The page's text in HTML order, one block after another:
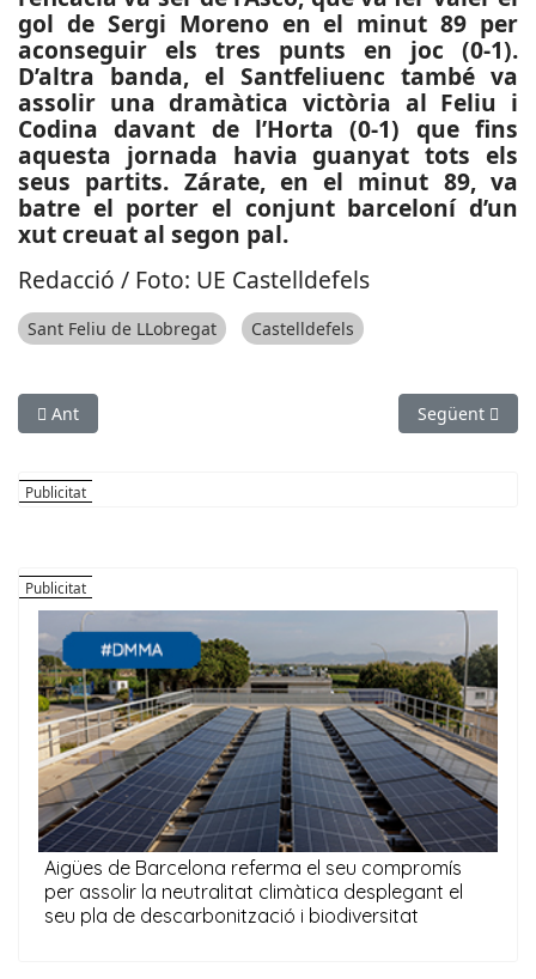
gol de Sergi Moreno en el minut 89 per
aconseguir els tres punts en joc (0-1).
D’altra banda, el Santfeliuenc també va
assolir una dramàtica victòria al Feliu i
Codina davant de l’Horta (0-1) que fins
aquesta jornada havia guanyat tots els
seus partits. Zárate, en el minut 89, va
batre el porter el conjunt barceloní d’un
xut creuat al segon pal.
Redacció / Foto: UE Castelldefels
Sant Feliu de LLobregat Castelldefels
Article anterior: ESPORTS (BÀSQUET, LLIGA CATALANA
Ant Article
Següent